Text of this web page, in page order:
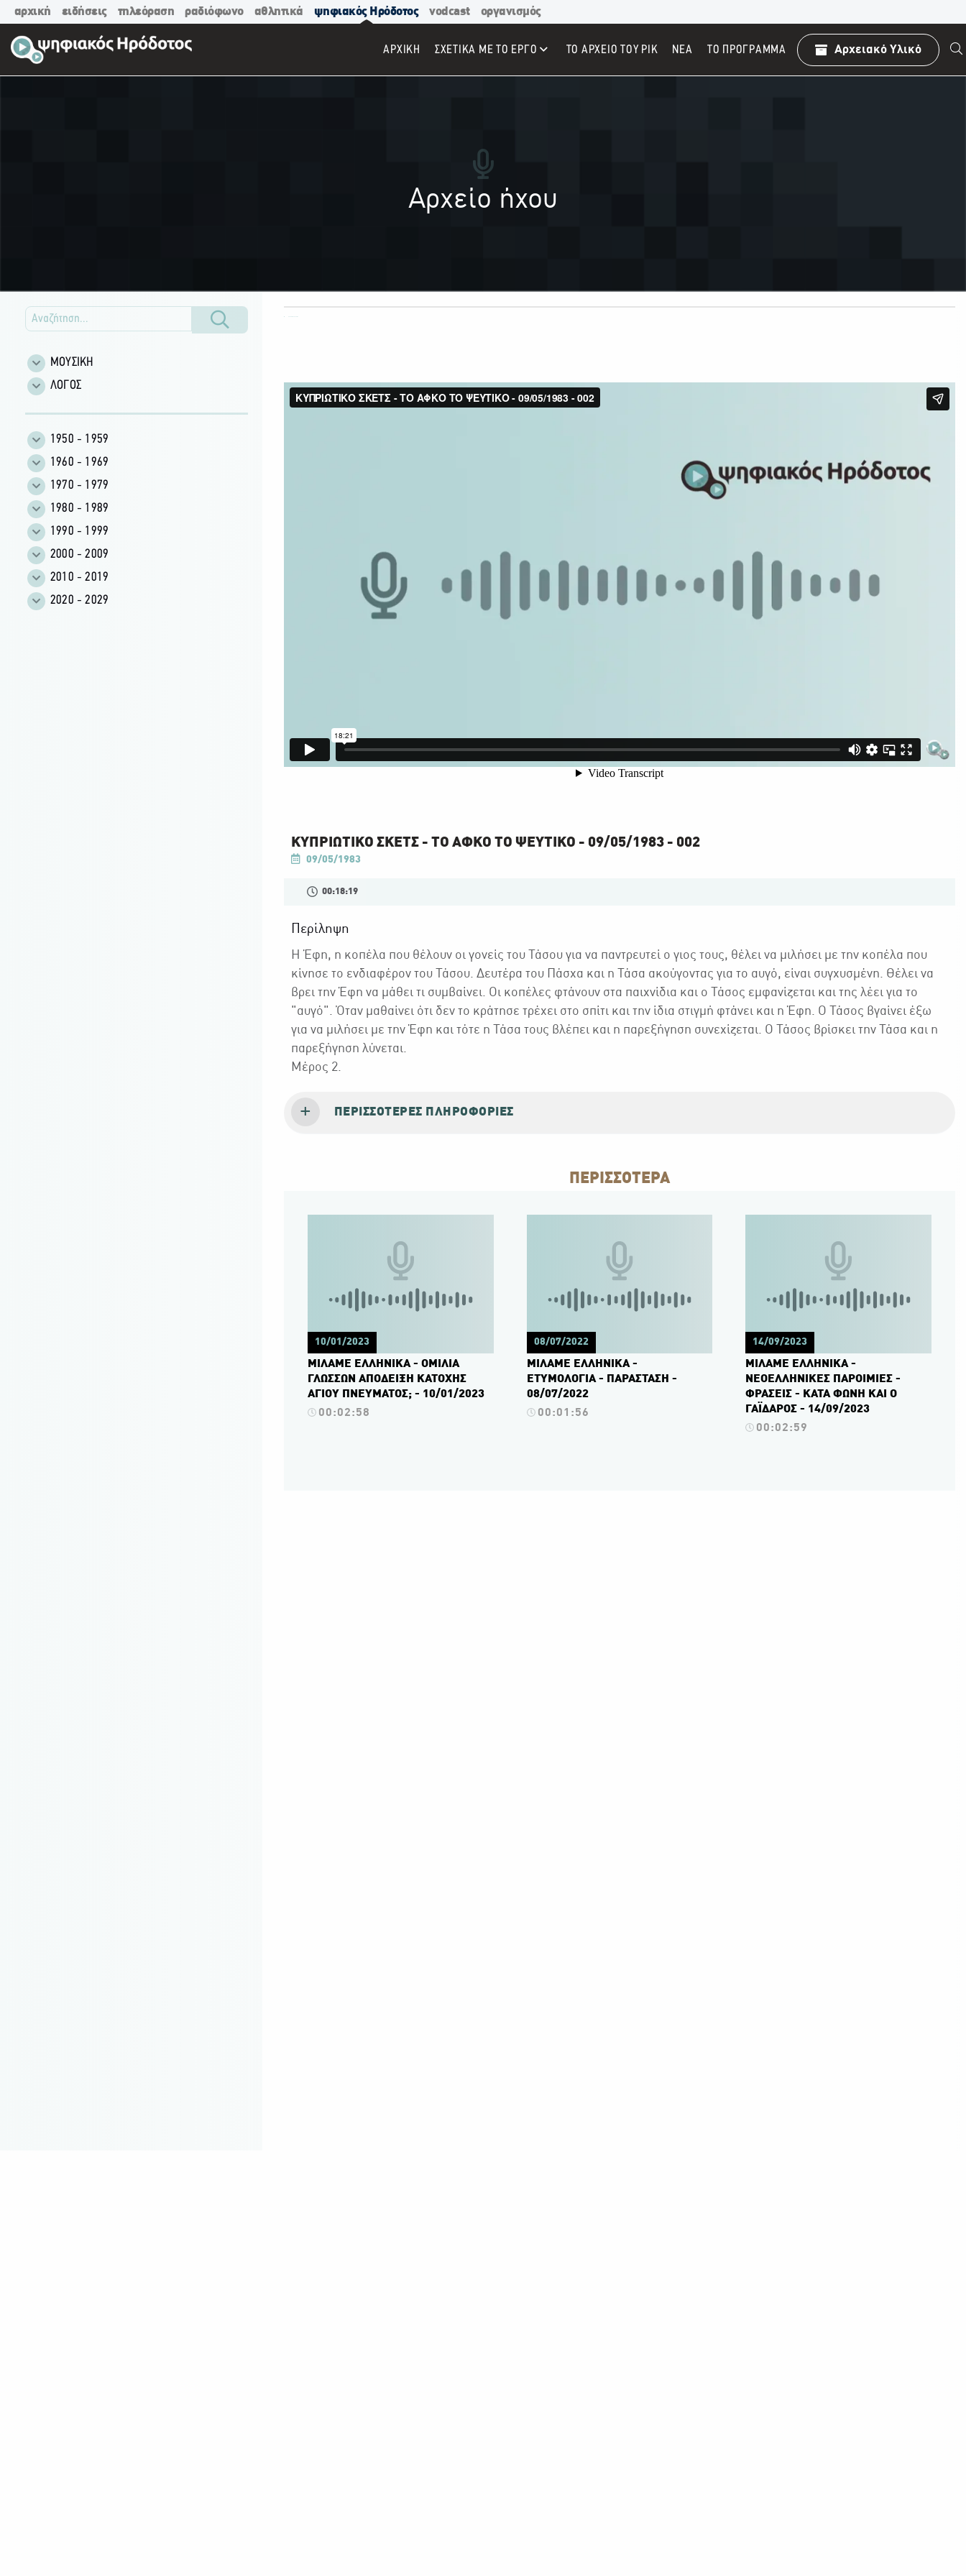
αρχική ειδήσεις τηλεόραση ραδιόφωνο αθλητικά ψηφιακός Ηρόδοτος vodcast οργανισμός
ΑΡΧΙΚΉ ΣΧΕΤΙΚΑ ΜΕ ΤΟ ΕΡΓΟ ΤΟ ΑΡΧΕΙΟ ΤΟΥ ΡΙΚ ΝΕΑ TO ΠΡΌΓΡΑΜΜΑ Αρχειακό Υλικό
Αρχείο ήχου
ΜΟΥΣΙΚΗ
ΛΟΓΟΣ
1950 - 1959
1960 - 1969
1970 - 1979
1980 - 1989
1990 - 1999
2000 - 2009
2010 - 2019
2020 - 2029
ΚΥΠΡΙΩΤΙΚΟ ΣΚΕΤΣ - ΤΟ ΑΦΚΟ ΤΟ ΨΕΥΤΙΚΟ - 09/05/1983 - 002
09/05/1983
00:18:19
Περίληψη
Η Έφη, η κοπέλα που θέλουν οι γονείς του Τάσου για να παντρευτεί ο γιος τους, θέλει να μιλήσει με την κοπέλα που
κίνησε το ενδιαφέρον του Τάσου. Δευτέρα του Πάσχα και η Τάσα ακούγοντας για το αυγό, είναι συγχυσμένη. Θέλει να
βρει την Έφη να μάθει τι συμβαίνει. Οι κοπέλες φτάνουν στα παιχνίδια και ο Τάσος εμφανίζεται και της λέει για το
''αυγό''. Όταν μαθαίνει ότι δεν το κράτησε τρέχει στο σπίτι και την ίδια στιγμή φτάνει και η Έφη. Ο Τάσος βγαίνει έξω
για να μιλήσει με την Έφη και τότε η Τάσα τους βλέπει και η παρεξήγηση συνεχίζεται. Ο Τάσος βρίσκει την Τάσα και η
παρεξήγηση λύνεται.
Μέρος 2.
ΠΕΡΙΣΣΌΤΕΡΕΣ ΠΛΗΡΟΦΟΡΊΕΣ
ΠΕΡΙΣΣΟΤΕΡΑ
10/01/2023
ΜΙΛΑΜΕ ΕΛΛΗΝΙΚΑ - ΟΜΙΛΙΑ
ΓΛΩΣΣΩΝ ΑΠΟΔΕΙΞΗ ΚΑΤΟΧΗΣ
ΑΓΙΟΥ ΠΝΕΥΜΑΤΟΣ; - 10/01/2023
00:02:58
08/07/2022
ΜΙΛΑΜΕ ΕΛΛΗΝΙΚΑ -
ΕΤΥΜΟΛΟΓΙΑ - ΠΑΡΑΣΤΑΣΗ -
08/07/2022
00:01:56
14/09/2023
ΜΙΛΑΜΕ ΕΛΛΗΝΙΚΑ -
ΝΕΟΕΛΛΗΝΙΚΕΣ ΠΑΡΟΙΜΙΕΣ -
ΦΡΑΣΕΙΣ - ΚΑΤΑ ΦΩΝΗ ΚΑΙ Ο
ΓΑΪΔΑΡΟΣ - 14/09/2023
00:02:59